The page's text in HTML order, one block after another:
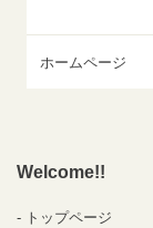
ホームページ
Welcome!!
トップページ